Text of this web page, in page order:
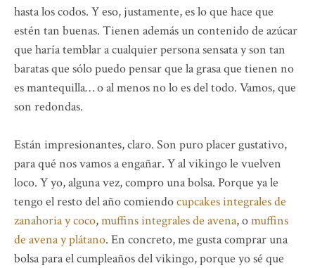
hasta los codos. Y eso, justamente, es lo que hace que
estén tan buenas. Tienen además un contenido de azúcar
que haría temblar a cualquier persona sensata y son tan
baratas que sólo puedo pensar que la grasa que tienen no
es mantequilla… o al menos no lo es del todo. Vamos, que
son redondas.
Están impresionantes, claro. Son puro placer gustativo,
para qué nos vamos a engañar. Y al vikingo le vuelven
loco. Y yo, alguna vez, compro una bolsa. Porque ya le
tengo el resto del año comiendocupcakes integrales de
zanahoria y coco,muffins integrales de avena, omuffins
de avena y plátano. En concreto, me gusta comprar una
bolsa para el cumpleaños del vikingo, porque yo sé que